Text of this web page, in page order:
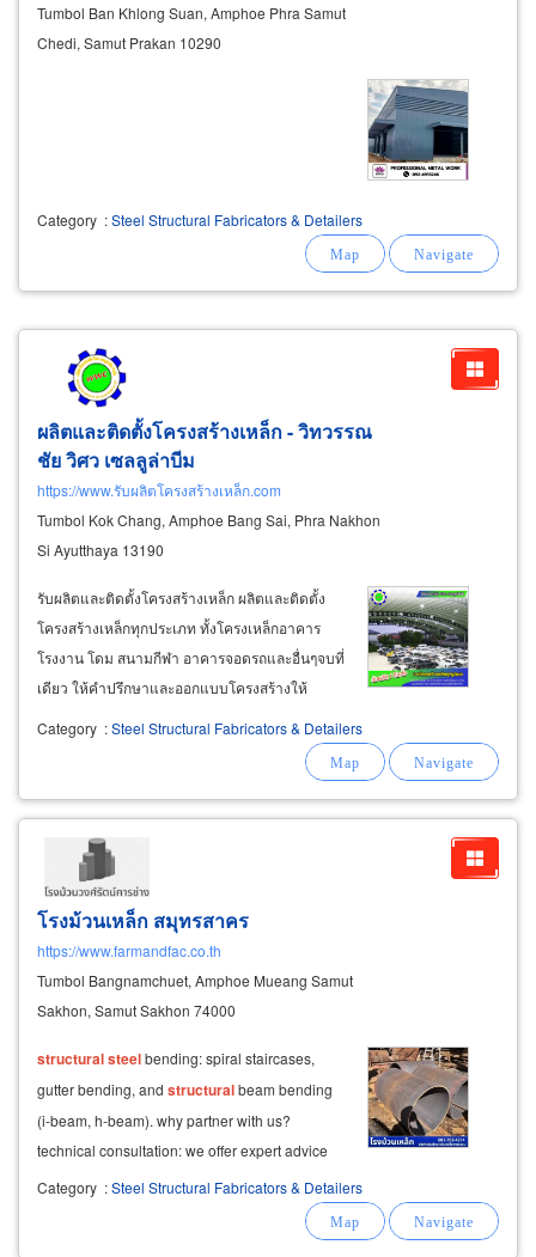
Tumbol Ban Khlong Suan, Amphoe Phra Samut
Chedi, Samut Prakan 10290
Category :Steel Structural Fabricators & Detailers
ผลิตและติดตั้งโครงสร้างเหล็ก - วิทวรรณ
ชัย วิศว เซลลูล่าบีม
https://www.รับผลิตโครงสร้างเหล็ก.com
Tumbol Kok Chang, Amphoe Bang Sai, Phra Nakhon
Si Ayutthaya 13190
รับผลิตและติดตั้งโครงสร้างเหล็ก ผลิตและติดตั้ง
โครงสร้างเหล็กทุกประเภท ทั้งโครงเหล็กอาคาร
โรงงาน โดม สนามกีฬา อาคารจอดรถและอื่นๆจบที่
เดียว ให้คำปรึกษาและออกแบบโครงสร้างให้
ที่ลูกค้าอยากได้ ดูแลงานก่อสร้างครบวงจร ตั้งแต่
Category :Steel Structural Fabricators & Detailers
โรงม้วนเหล็ก สมุทรสาคร
https://www.farmandfac.co.th
Tumbol Bangnamchuet, Amphoe Mueang Samut
Sakhon, Samut Sakhon 74000
structuralsteelbending: spiral staircases,
gutter bending, and structuralbeam bending
(i-beam, h-beam). why partner with us?
technical consultation: we offer expert advice
on all
bending and forming requirements.
Category :Steel Structural Fabricators & Detailers